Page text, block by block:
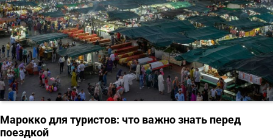
Марокко для туристов: что важно знать перед
поездкой